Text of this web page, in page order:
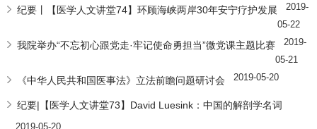
纪要丨【医学人文讲堂74】环顾海峡两岸30年安宁疗护发展
2019-
05-22
我院举办“不忘初心跟党走·牢记使命勇担当”微党课主题比赛
2019-
05-21
《中华人民共和国医事法》立法前瞻问题研讨会 2019-05-20
纪要|【医学人文讲堂73】David Luesink：中国的解剖学名词
2019-05-20